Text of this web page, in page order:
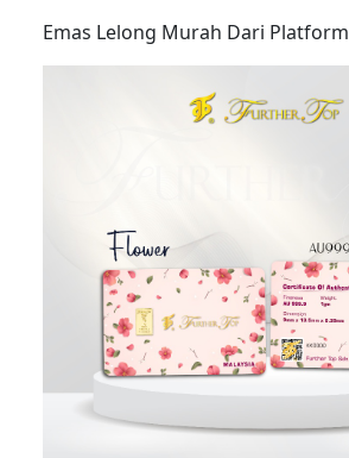
Emas Lelong Murah Dari Platform